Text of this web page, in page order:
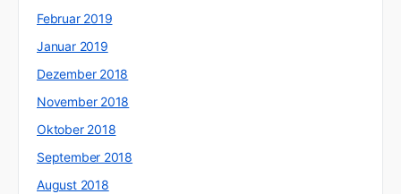
Februar 2019
Januar 2019
Dezember 2018
November 2018
Oktober 2018
September 2018
August 2018